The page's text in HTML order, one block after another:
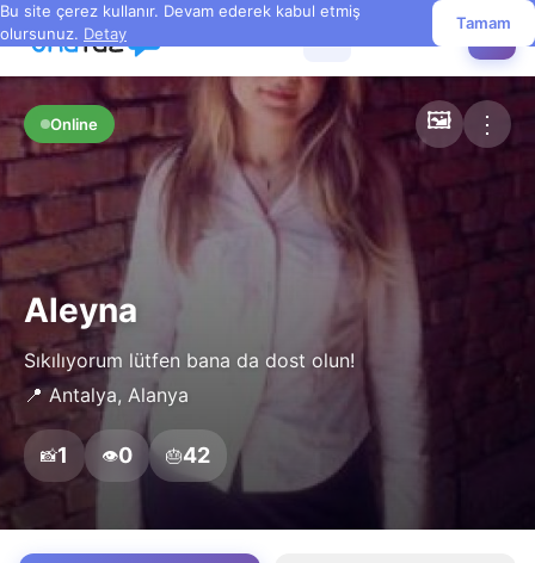
Bu site çerez kullanır. Devam ederek kabul etmiş
olursunuz. Detay
Tamam
Online 🖼️ ⋮
Aleyna
Sıkılıyorum lütfen bana da dost olun!
📍 Antalya, Alanya
📸1 👁️0 🎂42